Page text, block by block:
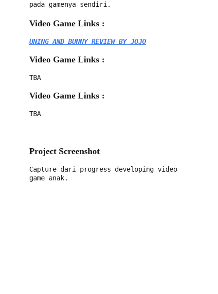
pada gamenya sendiri.
Video Game Links :
UNING AND BUNNY REVIEW BY JOJO
Video Game Links :
TBA
Video Game Links :
TBA
Project Screenshot
Capture dari progress developing video
game anak.